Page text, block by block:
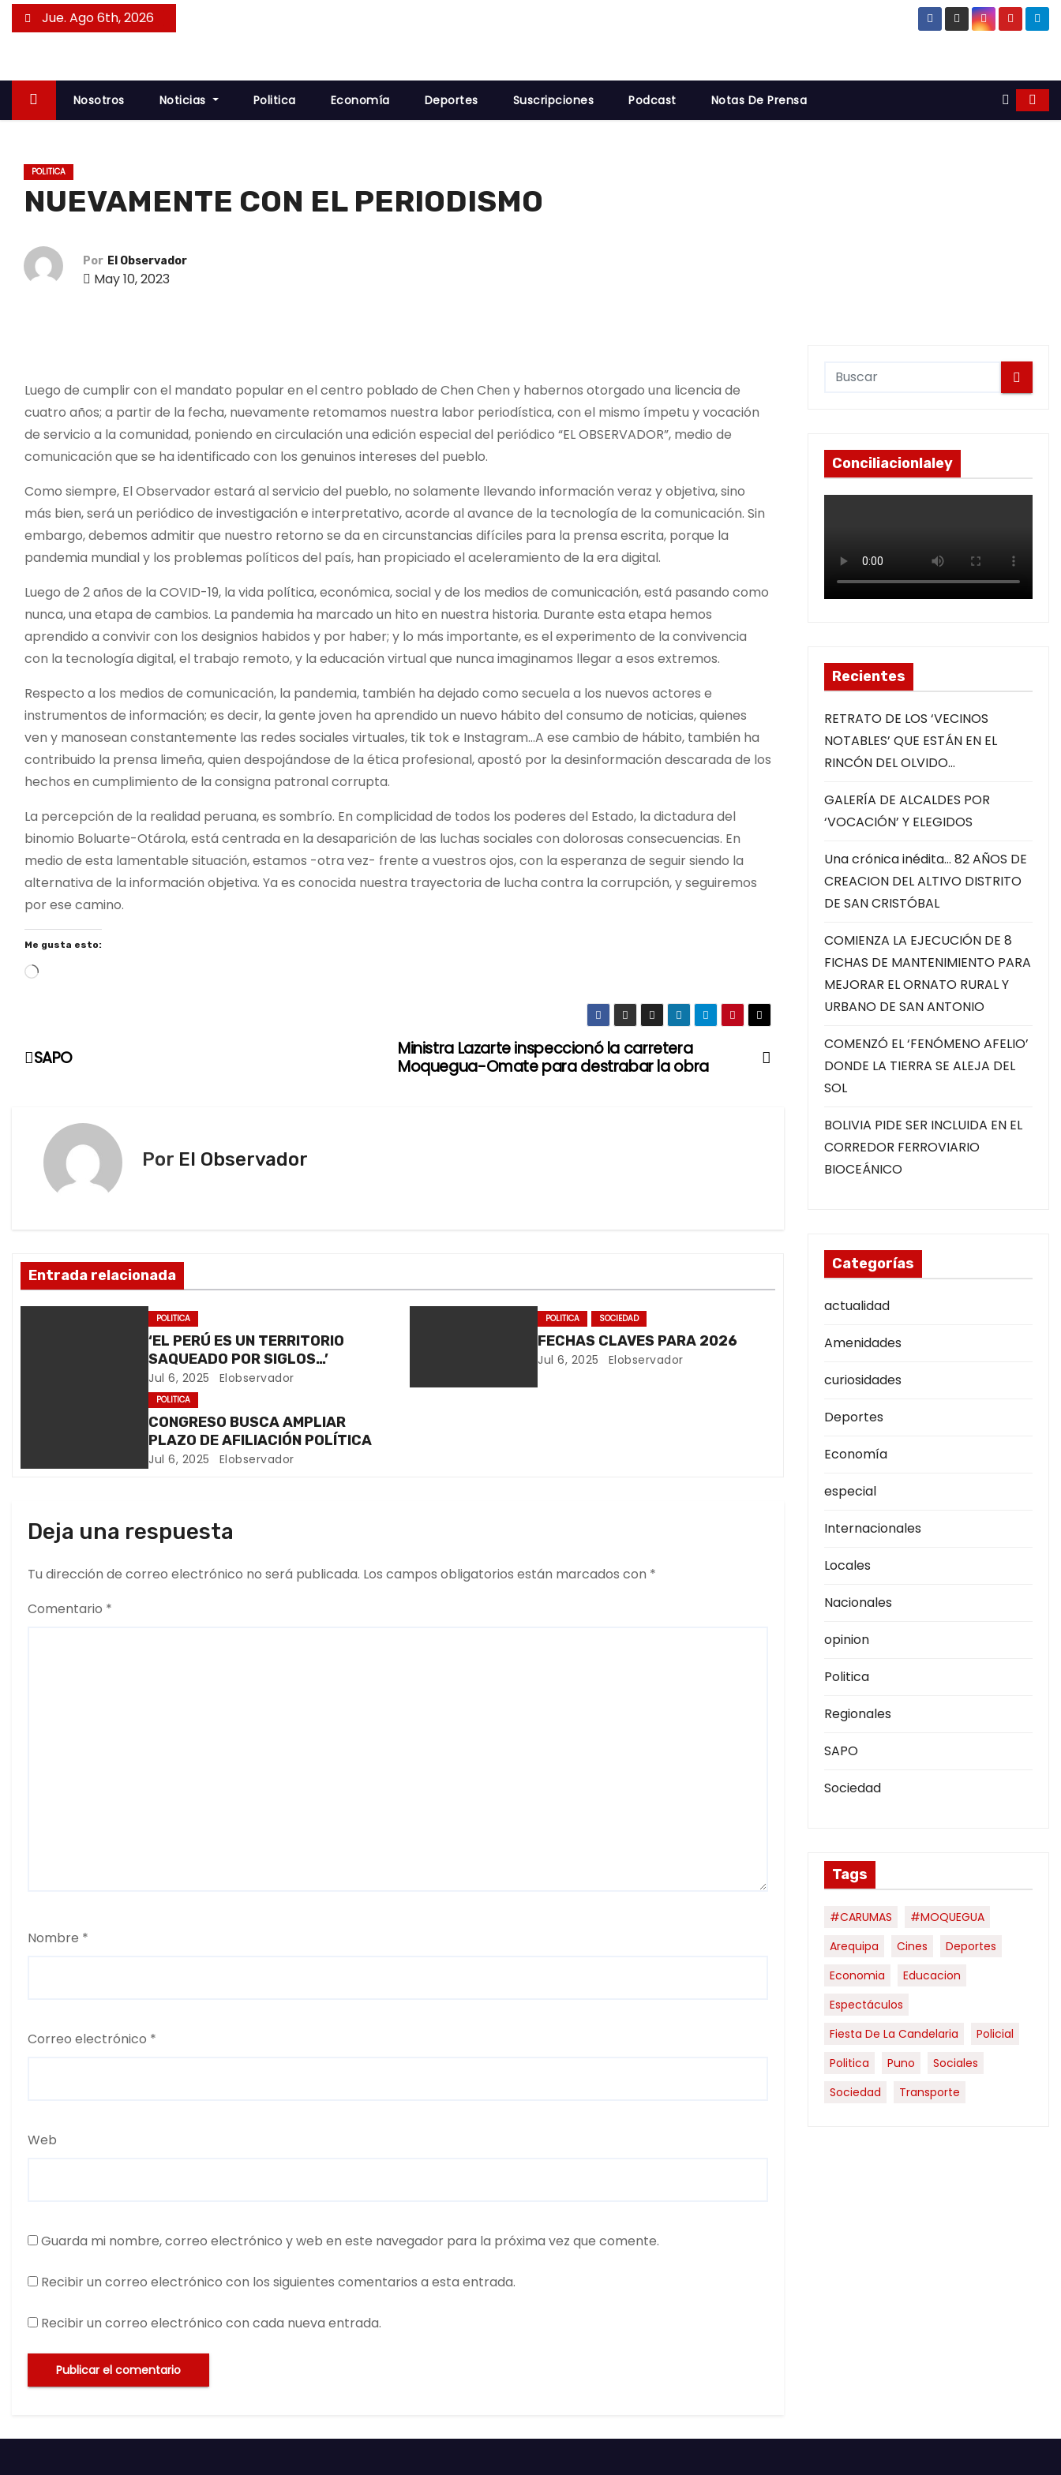
t
r
Jue. Ago 6th, 2026
Nosotros Noticias Politica Economía Deportes Suscripciones Podcast Notas De Prensa
POLITICA
NUEVAMENTE CON EL PERIODISMO
Por El Observador
May 10, 2023
Luego de cumplir con el mandato popular en el centro poblado de Chen Chen y habernos otorgado una licencia de
cuatro años; a partir de la fecha, nuevamente retomamos nuestra labor periodística, con el mismo ímpetu y vocación
de servicio a la comunidad, poniendo en circulación una edición especial del periódico “EL OBSERVADOR”, medio de
comunicación que se ha identificado con los genuinos intereses del pueblo.
Como siempre, El Observador estará al servicio del pueblo, no solamente llevando información veraz y objetiva, sino
más bien, será un periódico de investigación e interpretativo, acorde al avance de la tecnología de la comunicación. Sin
embargo, debemos admitir que nuestro retorno se da en circunstancias difíciles para la prensa escrita, porque la
pandemia mundial y los problemas políticos del país, han propiciado el aceleramiento de la era digital.
Luego de 2 años de la COVID-19, la vida política, económica, social y de los medios de comunicación, está pasando como
nunca, una etapa de cambios. La pandemia ha marcado un hito en nuestra historia. Durante esta etapa hemos
aprendido a convivir con los designios habidos y por haber; y lo más importante, es el experimento de la convivencia
con la tecnología digital, el trabajo remoto, y la educación virtual que nunca imaginamos llegar a esos extremos.
Respecto a los medios de comunicación, la pandemia, también ha dejado como secuela a los nuevos actores e
instrumentos de información; es decir, la gente joven ha aprendido un nuevo hábito del consumo de noticias, quienes
ven y manosean constantemente las redes sociales virtuales, tik tok e Instagram…A ese cambio de hábito, también ha
contribuido la prensa limeña, quien despojándose de la ética profesional, apostó por la desinformación descarada de los
hechos en cumplimiento de la consigna patronal corrupta.
La percepción de la realidad peruana, es sombrío. En complicidad de todos los poderes del Estado, la dictadura del
binomio Boluarte-Otárola, está centrada en la desaparición de las luchas sociales con dolorosas consecuencias. En
medio de esta lamentable situación, estamos -otra vez- frente a vuestros ojos, con la esperanza de seguir siendo la
alternativa de la información objetiva. Ya es conocida nuestra trayectoria de lucha contra la corrupción, y seguiremos
por ese camino.
Me gusta esto:
C
a
N
c
i
t
a
d
Ministra Lazarte inspeccionó la carretera
Moquegua-Omate para destrabar la obra
SAPO
Por El Observador
Entrada relacionada
POLITICA
‘EL PERÚ ES UN TERRITORIO
SAQUEADO POR SIGLOS…’
Jul 6, 2025 Elobservador
POLITICA SOCIEDAD
FECHAS CLAVES PARA 2026
Jul 6, 2025 Elobservador
POLITICA
CONGRESO BUSCA AMPLIAR
PLAZO DE AFILIACIÓN POLÍTICA
Jul 6, 2025 Elobservador
Deja una respuesta
Tu dirección de correo electrónico no será publicada. Los campos obligatorios están marcados con *
Comentario *
Nombre *
Correo electrónico *
Web
Guarda mi nombre, correo electrónico y web en este navegador para la próxima vez que comente.
Recibir un correo electrónico con los siguientes comentarios a esta entrada.
Recibir un correo electrónico con cada nueva entrada.
Conciliacionlaley
Recientes
RETRATO DE LOS ‘VECINOS
NOTABLES’ QUE ESTÁN EN EL
RINCÓN DEL OLVIDO…
GALERÍA DE ALCALDES POR
‘VOCACIÓN’ Y ELEGIDOS
Una crónica inédita… 82 AÑOS DE
CREACION DEL ALTIVO DISTRITO
DE SAN CRISTÓBAL
COMIENZA LA EJECUCIÓN DE 8
FICHAS DE MANTENIMIENTO PARA
MEJORAR EL ORNATO RURAL Y
URBANO DE SAN ANTONIO
COMENZÓ EL ‘FENÓMENO AFELIO’
DONDE LA TIERRA SE ALEJA DEL
SOL
BOLIVIA PIDE SER INCLUIDA EN EL
CORREDOR FERROVIARIO
BIOCEÁNICO
Categorías
actualidad
Amenidades
curiosidades
Deportes
Economía
especial
Internacionales
Locales
Nacionales
opinion
Politica
Regionales
SAPO
Sociedad
Tags
#CARUMAS
#MOQUEGUA
Arequipa
Cines
Deportes
Economia
Educacion
Espectáculos
Fiesta De La Candelaria
Policial
Politica
Puno
Sociales
Sociedad
Transporte